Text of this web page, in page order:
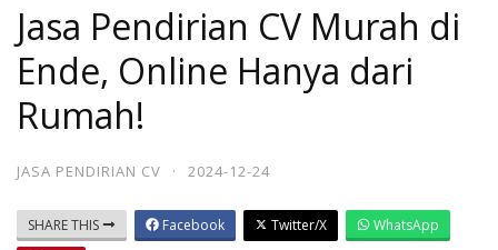
Jasa Pendirian CV Murah di
Ende, Online Hanya dari
Rumah!
JASA PENDIRIAN CV · 2024-12-24
SHARE THIS Facebook Twitter/X
WhatsApp